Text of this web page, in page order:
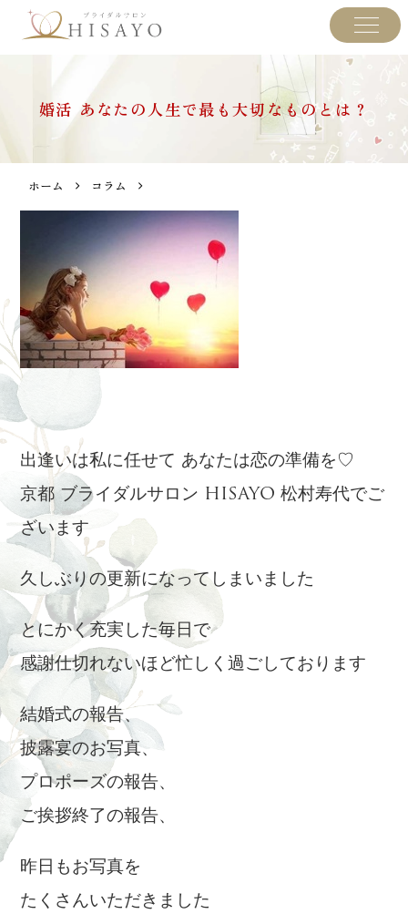
婚活 あなたの人生で最も大切なものとは？
ホーム コラム
出逢いは私に任せて あなたは恋の準備を♡
京都 ブライダルサロン HISAYO 松村寿代でご
ざいます
久しぶりの更新になってしまいました
とにかく充実した毎日で
感謝仕切れないほど忙しく過ごしております
結婚式の報告、
披露宴のお写真、
プロポーズの報告、
ご挨拶終了の報告、
昨日もお写真を
たくさんいただきました